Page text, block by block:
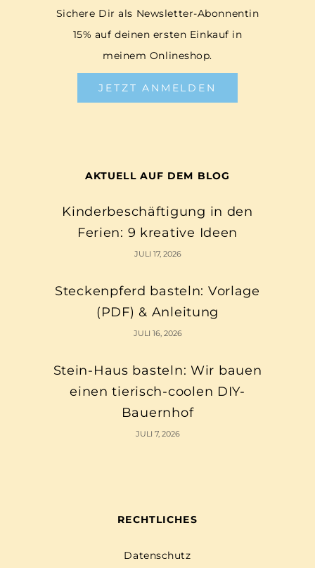
Sichere Dir als Newsletter-Abonnentin
15% auf deinen ersten Einkauf in
meinem Onlineshop.
JETZT ANMELDEN
AKTUELL AUF DEM BLOG
Kinderbeschäftigung in den
Ferien: 9 kreative Ideen
JULI 17, 2026
Steckenpferd basteln: Vorlage
(PDF) & Anleitung
JULI 16, 2026
Stein-Haus basteln: Wir bauen
einen tierisch-coolen DIY-
Bauernhof
JULI 7, 2026
RECHTLICHES
Datenschutz